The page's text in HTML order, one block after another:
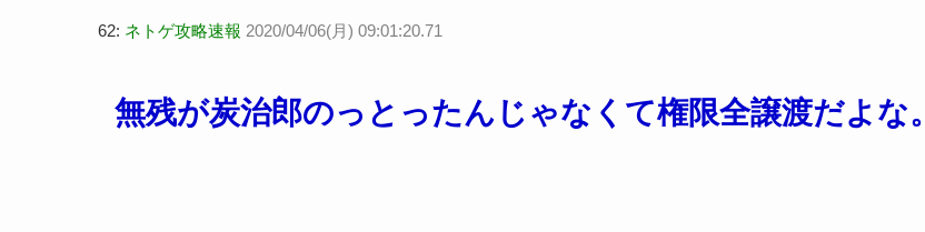
62: ネトゲ攻略速報 2020/04/06(月) 09:01:20.71
無残が炭治郎のっとったんじゃなくて権限全譲渡だよな。